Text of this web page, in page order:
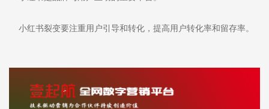
小红书裂变要注重用户引导和转化，提高用户转化率和留存率。